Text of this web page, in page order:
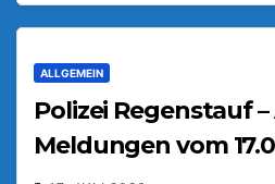
ALLGEMEIN
Polizei Regenstauf –
Meldungen vom